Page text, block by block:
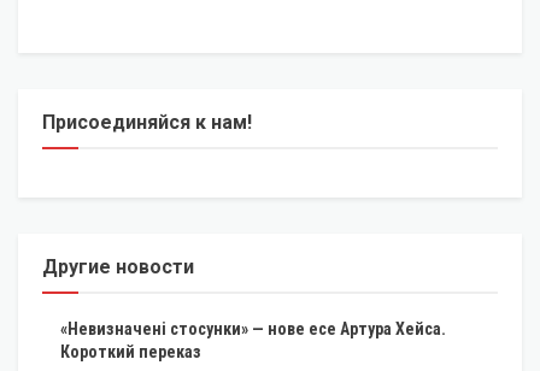
Присоединяйся к нам!
Другие новости
«Невизначені стосунки» — нове есе Артура Хейса.
Короткий переказ